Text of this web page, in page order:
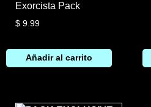
Exorcista Pack
$ 9.99
Añadir al carrito